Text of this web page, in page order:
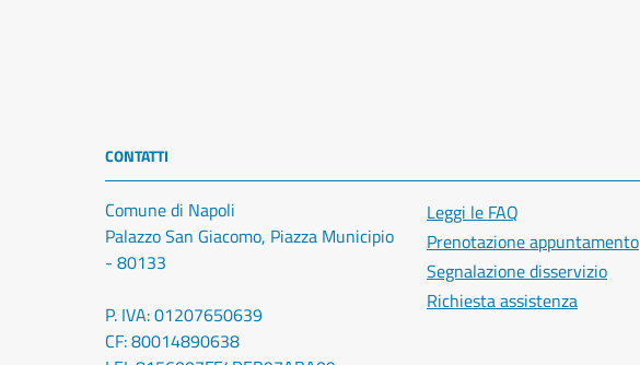
CONTATTI
Comune di Napoli
Palazzo San Giacomo, Piazza Municipio
- 80133
P. IVA: 01207650639
CF: 80014890638
Leggi le FAQ
Prenotazione appuntamento
Segnalazione disservizio
Richiesta assistenza